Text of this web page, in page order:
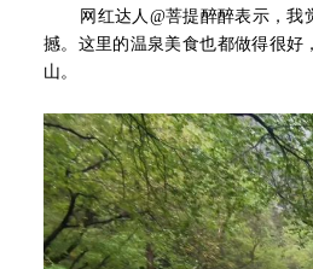
网红达人@菩提醉醉表示，我觉
撼。这里的温泉美食也都做得很好
山。